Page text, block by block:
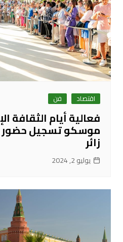
اقتصاد فن
فعالية أيام الثقافة
زائر
يوليو 2, 2024